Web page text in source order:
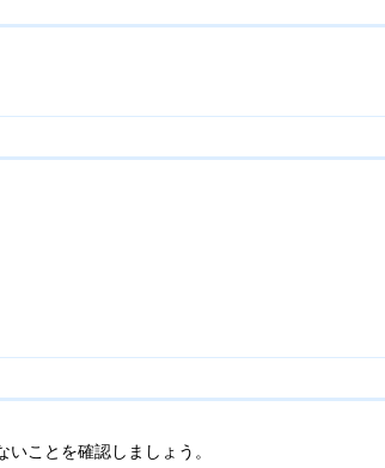
ことを確認しましょう。